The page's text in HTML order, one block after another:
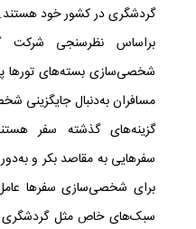
گردشگری در کشور خود هستند.
براساس نظرسنجی شرکت
مسافران به‌دنبال جایگزینی
گزینه‌های گذشته سفر
سفرهایی به مقاصد بکر و
برای شخصی‌سازی سفرها
سبک‌های خاص مثل